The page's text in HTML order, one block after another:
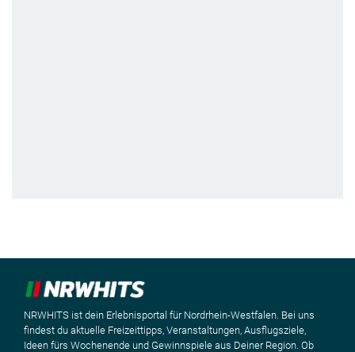
NRWHITS ist dein Erlebnisportal für Nordrhein-Westfalen. Bei uns
findest du aktuelle Freizeittipps, Veranstaltungen, Ausflugsziele,
Ideen fürs Wochenende und Gewinnspiele aus Deiner Region. Ob